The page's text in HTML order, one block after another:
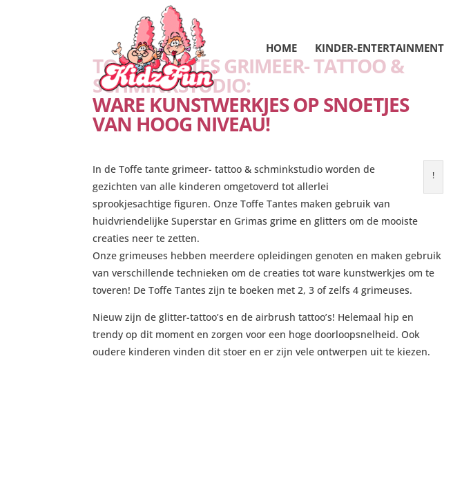
HOME KINDER-ENTERTAINMENT
TOFFE TANTES GRIMEER- TATTOO &
SCHMINKSTUDIO:
WARE KUNSTWERKJES OP SNOETJES
VAN HOOG NIVEAU!
!
In de Toffe tante grimeer- tattoo & schminkstudio worden de
gezichten van alle kinderen omgetoverd tot allerlei
sprookjesachtige figuren. Onze Toffe Tantes maken gebruik van
huidvriendelijke Superstar en Grimas grime en glitters om de mooiste
creaties neer te zetten.
Onze grimeuses hebben meerdere opleidingen genoten en maken gebruik
van verschillende technieken om de creaties tot ware kunstwerkjes om te
toveren! De Toffe Tantes zijn te boeken met 2, 3 of zelfs 4 grimeuses.
Nieuw zijn de glitter-tattoo’s en de airbrush tattoo’s! Helemaal hip en
trendy op dit moment en zorgen voor een hoge doorloopsnelheid. Ook
oudere kinderen vinden dit stoer en er zijn vele ontwerpen uit te kiezen.